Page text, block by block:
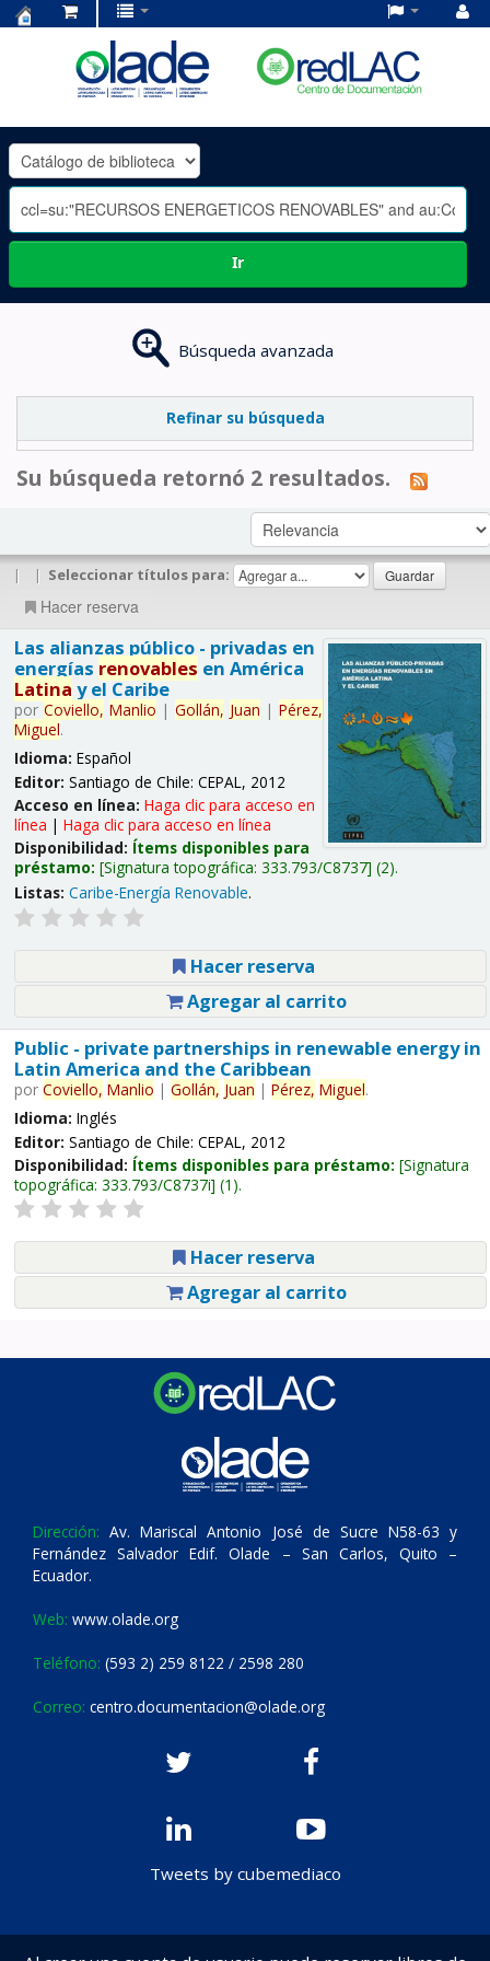
OLADE
-
Ir
Búsqueda avanzada
Refinar su búsqueda
Su búsqueda retornó 2 resultados.
| | Seleccionar títulos para:
Hacer reserva
Las alianzas público - privadas en
energías renovables en América
Latina y el Caribe
por Coviello, Manlio | Gollán, Juan | Pérez,
Miguel.
Idioma: Español
Editor: Santiago de Chile: CEPAL, 2012
Acceso en línea: Haga clic para acceso en
línea | Haga clic para acceso en línea
Disponibilidad: Ítems disponibles para
préstamo: Signatura topográfica: 333.793/C8737 (2).
Listas: Caribe-Energía Renovable.
Hacer reserva
Agregar al carrito
Public - private partnerships in renewable energy in
Latin America and the Caribbean
por Coviello, Manlio | Gollán, Juan | Pérez, Miguel.
Idioma: Inglés
Editor: Santiago de Chile: CEPAL, 2012
Disponibilidad: Ítems disponibles para préstamo: Signatura
topográfica: 333.793/C8737i (1).
Hacer reserva
Agregar al carrito
Dirección: Av. Mariscal Antonio José de Sucre N58-63 y
Fernández Salvador Edif. Olade – San Carlos, Quito –
Ecuador.
Web: www.olade.org
Teléfono: (593 2) 259 8122 / 2598 280
Correo: centro.documentacion@olade.org
Tweets by cubemediaco